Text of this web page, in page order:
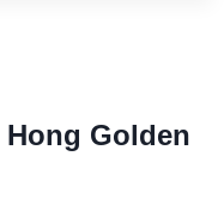
Golden